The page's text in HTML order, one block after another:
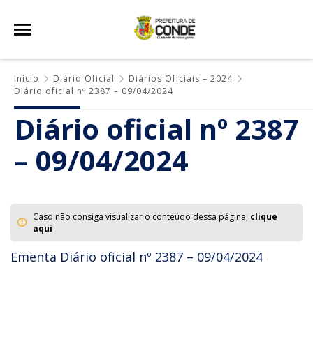
Início Diário Oficial
Diários Oficiais – 2024
Diário oficial nº 2387 – 09/04/2024
Diário oficial nº 2387
– 09/04/2024
Caso não consiga visualizar o conteúdo dessa página, clique
aqui
Ementa Diário oficial nº 2387 – 09/04/2024